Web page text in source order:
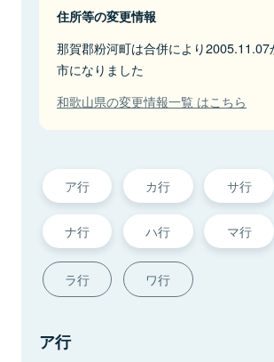
住所等の変更情報
那賀郡粉河町は合併により2005.11.07
市になりました
和歌山県の変更情報一覧 はこちら
ア行 カ行 サ行
ナ行 ハ行 マ行
ラ行 ワ行
ア行